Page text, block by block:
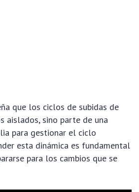
que los ciclos de subidas de
aislados, sino parte de una
para gestionar el ciclo
esta dinámica es fundamental
para los cambios que se